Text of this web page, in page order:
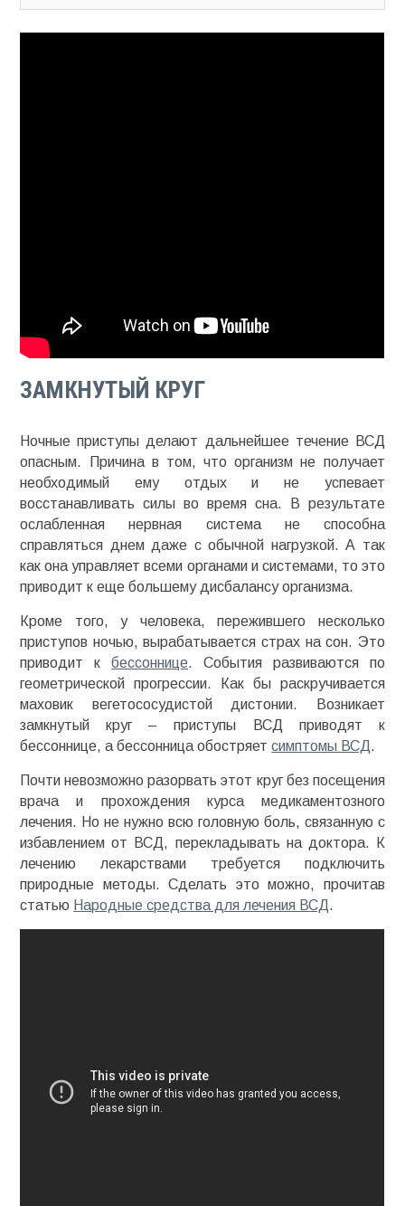
ЗАМКНУТЫЙ КРУГ
Ночные приступы делают дальнейшее течение ВСД
опасным. Причина в том, что организм не получает
необходимый ему отдых и не успевает
восстанавливать силы во время сна. В результате
ослабленная нервная система не способна
справляться днем даже с обычной нагрузкой. А так
как она управляет всеми органами и системами, то это
приводит к еще большему дисбалансу организма.
Кроме того, у человека, пережившего несколько
приступов ночью, вырабатывается страх на сон. Это
приводит кбессоннице. События развиваются по
геометрической прогрессии. Как бы раскручивается
маховик вегетососудистой дистонии. Возникает
замкнутый круг – приступы ВСД приводят к
бессоннице, а бессонница обостряетсимптомы ВСД.
Почти невозможно разорвать этот круг без посещения
врача и прохождения курса медикаментозного
лечения. Но не нужно всю головную боль, связанную с
избавлением от ВСД, перекладывать на доктора. К
лечению лекарствами требуется подключить
природные методы. Сделать это можно, прочитав
статью Народные средства для лечения ВСД.